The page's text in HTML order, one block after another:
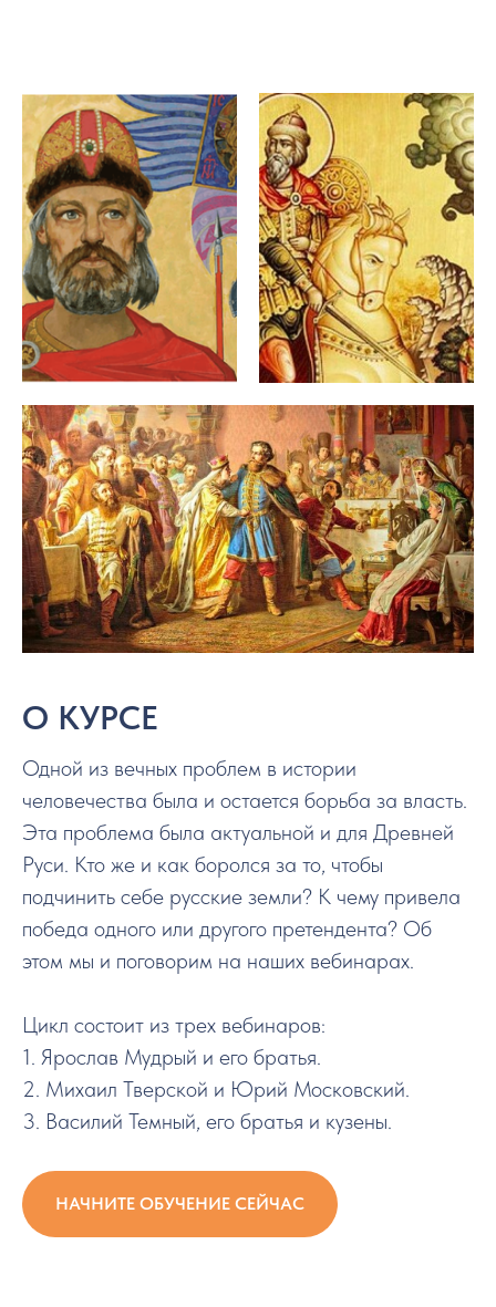
О КУРСЕ
Одной из вечных проблем в истории
человечества была и остается борьба за власть.
Эта проблема была актуальной и для Древней
Руси. Кто же и как боролся за то, чтобы
подчинить себе русские земли? К чему привела
победа одного или другого претендента? Об
этом мы и поговорим на наших вебинарах.
Цикл состоит из трех вебинаров:
1. Ярослав Мудрый и его братья.
2. Михаил Тверской и Юрий Московский.
3. Василий Темный, его братья и кузены.
НАЧНИТЕ ОБУЧЕНИЕ СЕЙЧАС